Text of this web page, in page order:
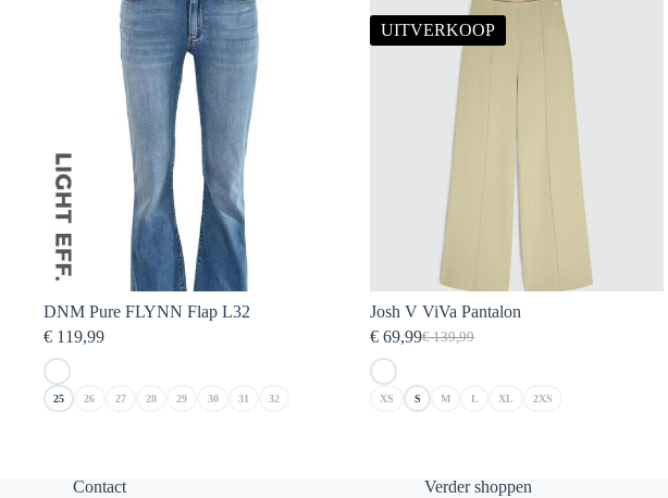
DNM Pure FLYNN Flap L32
€ 119,99
25 26 27 28 29 30 31 32
UITVERKOOP
Josh V ViVa Pantalon
€139,99
Oorspronkelijke
was:
€ 139,99.
€69,99Huidige
is:
€ 69,99.
XS S M L XL 2XS
Contact
Verder shoppen